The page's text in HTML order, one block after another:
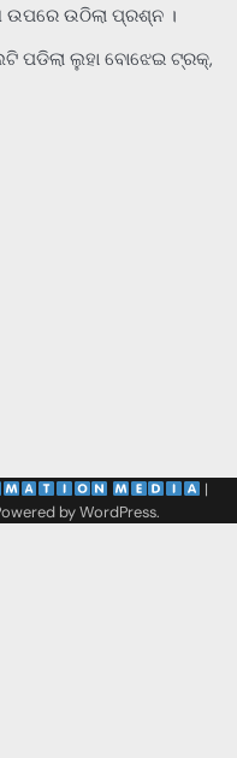
ଉପରେ ଉଠିଲା ପ୍ରଶ୍ନ ।
ପଡିଲା ଲୁହା ବୋଝେଇ ଟ୍ରକ୍‌,
|
byWordPress.